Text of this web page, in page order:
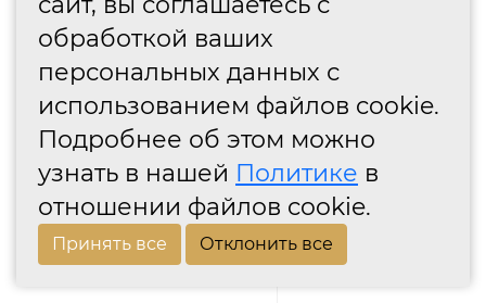
обработкой ваших
персональных данных с
использованием файлов cookie.
Подробнее об этом можно
узнать в нашей Политике в
отношении файлов cookie.
Принять все Отклонить все